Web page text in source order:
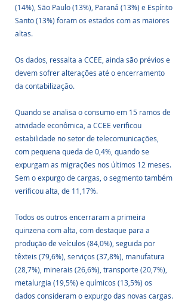
(14%), São Paulo (13%), Paraná (13%) e Espírito
Santo (13%) foram os estados com as maiores
altas.
Os dados, ressalta a CCEE, ainda são prévios e
devem sofrer alterações até o encerramento
da contabilização.
Quando se analisa o consumo em 15 ramos de
atividade econômica, a CCEE verificou
estabilidade no setor de telecomunicações,
com pequena queda de 0,4%, quando se
expurgam as migrações nos últimos 12 meses.
Sem o expurgo de cargas, o segmento também
verificou alta, de 11,17%.
Todos os outros encerraram a primeira
quinzena com alta, com destaque para a
produção de veículos (84,0%), seguida por
têxteis (79,6%), serviços (37,8%), manufatura
(28,7%), minerais (26,6%), transporte (20,7%),
metalurgia (19,5%) e químicos (13,5%) os
dados consideram o expurgo das novas cargas.